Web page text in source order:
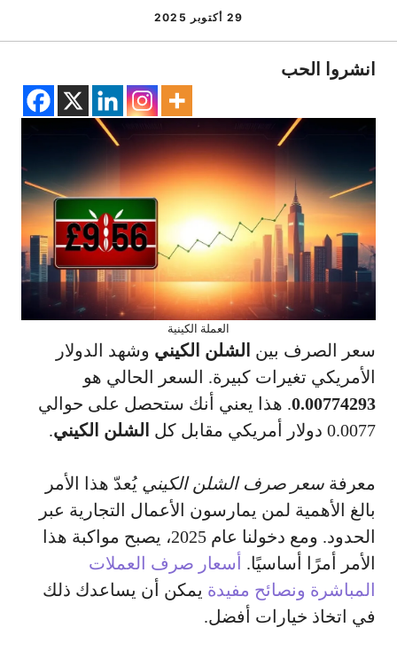
29 أكتوبر 2025
انشروا الحب
العملة الكينية
سعر الصرف بين الشلن الكيني وشهد الدولار
الأمريكي تغيرات كبيرة. السعر الحالي هو
0.00774293. هذا يعني أنك ستحصل على حوالي
0.0077 دولار أمريكي مقابل كل
الشلن الكيني.
معرفة سعر صرف الشلن الكيني يُعدّ هذا الأمر
بالغ الأهمية لمن يمارسون الأعمال التجارية عبر
الحدود. ومع دخولنا عام 2025، يصبح مواكبة هذا
الأمر أمرًا أساسيًا.
أسعار صرف العملات
المباشرة ونصائح مفيدة يمكن أن يساعدك ذلك
في اتخاذ خيارات أفضل.